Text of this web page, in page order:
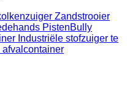
Zandstrooier
PistenBully
Industriële stofzuiger te